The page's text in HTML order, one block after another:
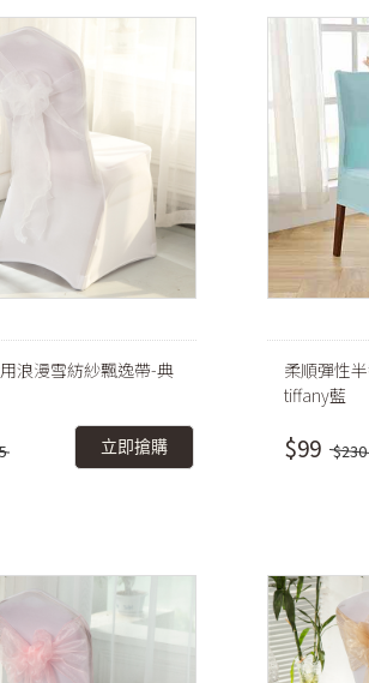
浪漫雪紡紗飄逸帶-典
立即搶購
柔順彈性
tiffany藍
$99 $230